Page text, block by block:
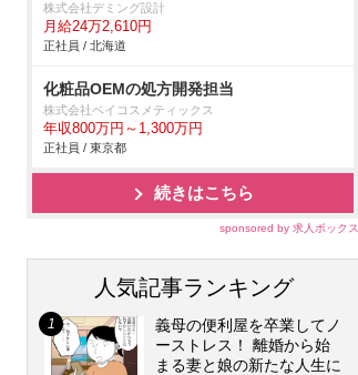
株式会社デミング設計
月給24万2,610円
正社員 / 北海道
化粧品OEMの処方開発担当
株式会社ベイコスメティックス
年収800万円～1,300万円
正社員 / 東京都
続きはこちら
sponsored by 求人ボックス
人気記事ランキング
義母の便利屋を卒業してノ
ーストレス！ 離婚から始
まる妻と娘の新たな人生に